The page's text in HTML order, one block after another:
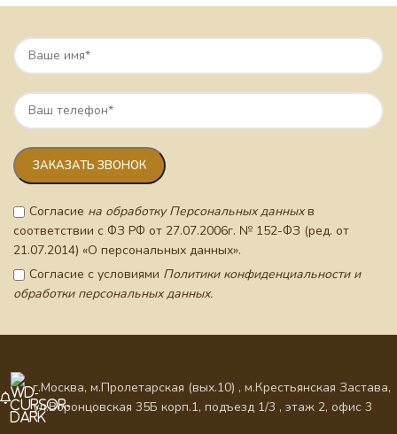
Согласие на обработку Персональных данныхв
соответствии с ФЗ РФ от 27.07.2006г. № 152-ФЗ (ред. от
21.07.2014) «О персональных данных».
Согласие с условиями Политики конфиденциальности и
обработки персональных данных.
г.Москва, м.Пролетарская (вых.10) , м.Крестьянская Застава,
ул.Воронцовская 35Б корп.1, подъезд 1/3 , этаж 2, офис 3